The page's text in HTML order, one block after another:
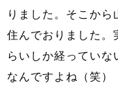
りました。そこか
住んでおりました。
らいしか経っていな
なんですよね（笑）